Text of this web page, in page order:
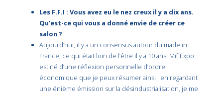
Les F.F.I : Vous avez eu le nez creux il y a dix ans.
Qu’est-ce qui vous a donné envie de créer ce
salon ?
Aujourd’hui, il y a un consensus autour du made in
France, ce qui était loin de l’être il y a 10 ans. Mif Expo
est né d’une réflexion personnelle d’ordre
économique que je peux résumer ainsi : en regardant
une énième émission sur la désindustrialisation, je me